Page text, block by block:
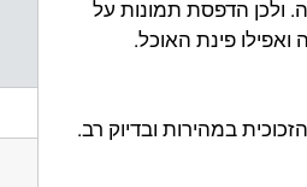
ולכן הדפסת תמונות על
ואפילו פינת האוכל.
במהירות ובדיוק רב.